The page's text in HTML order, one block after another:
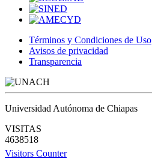
Términos y Condiciones de Uso
Avisos de privacidad
Transparencia
Universidad Autónoma de Chiapas
VISITAS
4638518
Visitors Counter